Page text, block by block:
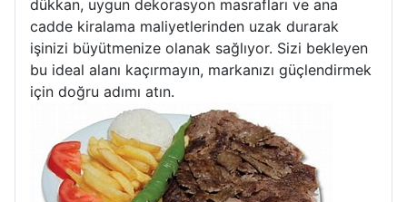
dükkan, uygun dekorasyon masrafları ve ana
cadde kiralama maliyetlerinden uzak durarak
işinizi büyütmenize olanak sağlıyor. Sizi bekleyen
bu ideal alanı kaçırmayın, markanızı güçlendirmek
için doğru adımı atın.